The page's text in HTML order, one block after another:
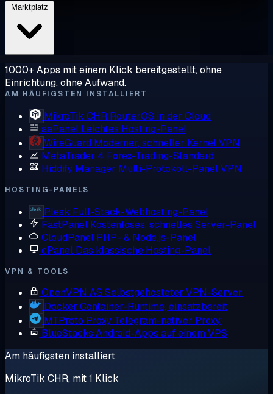
1000+ Apps mit einem Klick bereitgestellt, ohne
Einrichtung, ohne Aufwand.
AM HÄUFIGSTEN INSTALLIERT
MikroTik CHR RouterOS in der Cloud
aaPanel Leichtes Hosting-Panel
WireGuard Moderner, schneller Kernel VPN
MetaTrader 4 Forex-Trading-Standard
Hiddify Manager Multi-Protokoll-Panel VPN
HOSTING-PANELS
Plesk Full-Stack-Webhosting-Panel
FastPanel Kostenloses, schnelles Server-Panel
CloudPanel PHP- & Node.js-Panel
cPanel Das klassische Hosting-Panel
VPN & TOOLS
OpenVPN AS Selbstgehosteter VPN-Server
Docker Container-Runtime, einsatzbereit
MTProto Proxy Telegram-nativer Proxy
BlueStacks Android-Apps auf einem VPS
Am häufigsten installiert
MikroTik CHR, mit 1 Klick